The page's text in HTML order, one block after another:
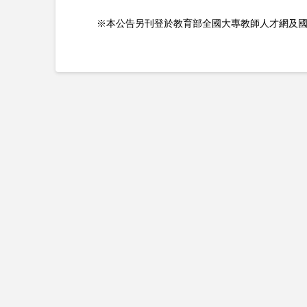
※本公告另刊登於教育部全國大專教師人才網及